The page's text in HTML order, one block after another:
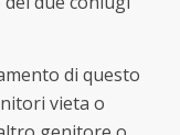
di questo
vieta o